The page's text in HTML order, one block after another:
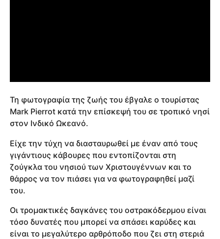
Τη φωτογραφία της ζωής του έβγαλε ο τουρίστας
Mark Pierrot κατά την επίσκεψή του σε τροπικό νησί
στον Ινδικό Ωκεανό.
Είχε την τύχη να διασταυρωθεί με έναν από τους
γιγάντιους κάβουρες που εντοπίζονται στη
ζούγκλα του νησιού των Χριστουγέννων και το
θάρρος να τον πιάσει για να φωτογραφηθεί μαζί
του.
Οι τρομακτικές δαγκάνες του οστρακόδερμου είναι
τόσο δυνατές που μπορεί να σπάσει καρύδες και
είναι το μεγαλύτερο αρθρόποδο που ζει στη στεριά